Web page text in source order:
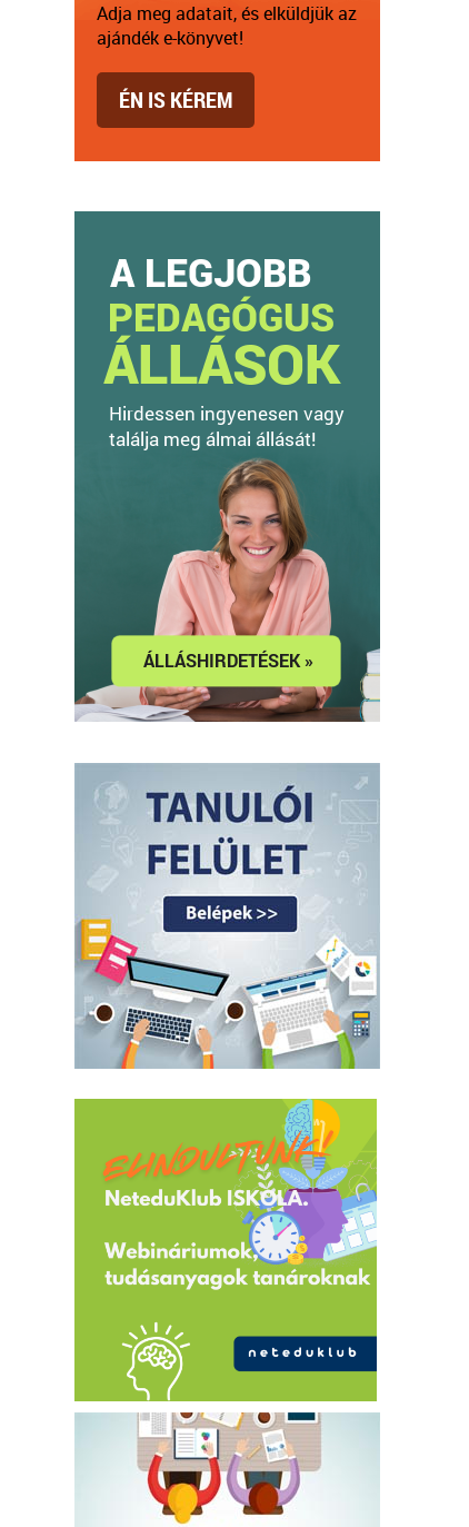
Adja meg adatait, és elküldjük az
ajándék e-könyvet!
ÉN IS KÉREM